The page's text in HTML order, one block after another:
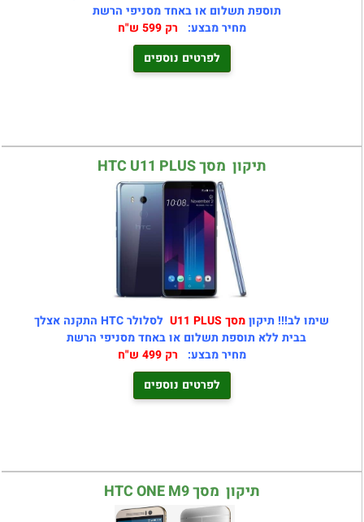
תוספת תשלום או באחד מסניפי הרשת
מחיר מבצע: רק 599 ש"ח
לפרטים נוספים
תיקון מסך HTC U11 PLUS
שימו לב!!! תיקוןמסך U11 PLUS
לסלולר HTC התקנה אצלך
בבית ללא תוספת תשלום או באחד מסניפי הרשת
מחיר מבצע: רק 499 ש"ח
לפרטים נוספים
תיקון מסך HTC ONE M9